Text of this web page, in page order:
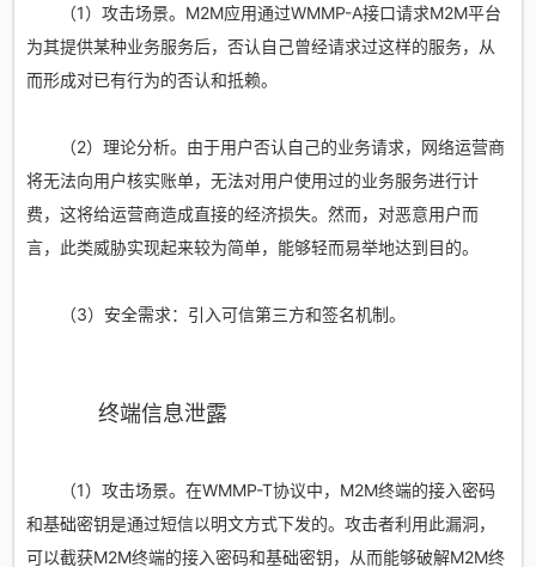
（1）攻击场景。M2M应用通过WMMP-A接口请求M2M平台
为其提供某种业务服务后，否认自己曾经请求过这样的服务，从
而形成对已有行为的否认和抵赖。
（2）理论分析。由于用户否认自己的业务请求，网络运营商
将无法向用户核实账单，无法对用户使用过的业务服务进行计
费，这将给运营商造成直接的经济损失。然而，对恶意用户而
言，此类威胁实现起来较为简单，能够轻而易举地达到目的。
（3）安全需求：引入可信第三方和签名机制。
终端信息泄露
（1）攻击场景。在WMMP-T协议中，M2M终端的接入密码
和基础密钥是通过短信以明文方式下发的。攻击者利用此漏洞，
可以截获M2M终端的接入密码和基础密钥，从而能够破解M2M终